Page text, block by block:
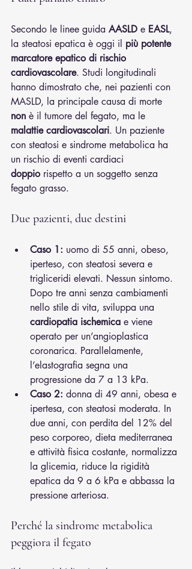
Secondo le linee guida AASLD e EASL,
la steatosi epatica è oggi il più potente
marcatore epatico di rischio
cardiovascolare. Studi longitudinali
hanno dimostrato che, nei pazienti con
MASLD, la principale causa di morte
non è il tumore del fegato, ma le
malattie cardiovascolari. Un paziente
con steatosi e sindrome metabolica ha
un rischio di eventi cardiaci
doppio rispetto a un soggetto senza
fegato grasso.
Due pazienti, due destini
Caso 1: uomo di 55 anni, obeso,
iperteso, con steatosi severa e
trigliceridi elevati. Nessun sintomo.
Dopo tre anni senza cambiamenti
nello stile di vita, sviluppa una
cardiopatia ischemica e viene
operato per un’angioplastica
coronarica. Parallelamente,
l’elastografia segna una
progressione da 7 a 13 kPa.
Caso 2: donna di 49 anni, obesa e
ipertesa, con steatosi moderata. In
due anni, con perdita del 12% del
peso corporeo, dieta mediterranea
e attività fisica costante, normalizza
la glicemia, riduce la rigidità
epatica da 9 a 6 kPa e abbassa la
pressione arteriosa.
Perché la sindrome metabolica
peggiora il fegato